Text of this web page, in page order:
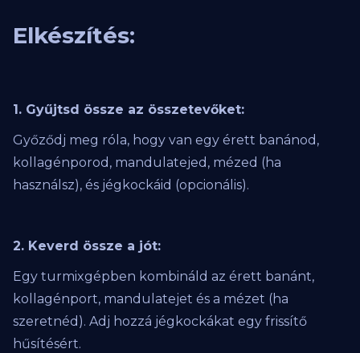
Elkészítés:
1. Gyűjtsd össze az összetevőket:
Győződj meg róla, hogy van egy érett banánod,
kollagénporod, mandulatejed, mézed (ha
használsz), és jégkockáid (opcionális).
2. Keverd össze a jót:
Egy turmixgépben kombináld az érett banánt,
kollagénport, mandulatejet és a mézet (ha
szeretnéd). Adj hozzá jégkockákat egy frissítő
hűsítésért.